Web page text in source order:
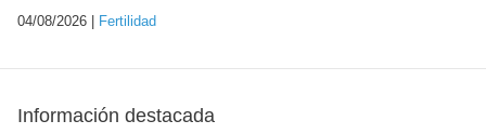
04/08/2026 | Fertilidad
Información destacada